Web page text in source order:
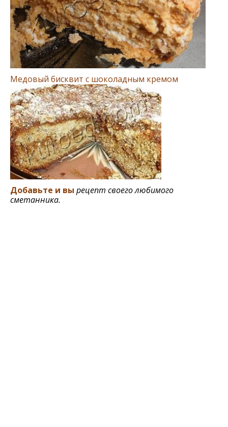
Медовый бисквит с шоколадным кремом
Добавьте и вы рецепт своего любимого
сметанника.